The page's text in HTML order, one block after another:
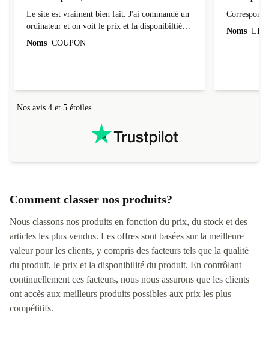
Site bien pensé, envoi sécurisé
Le site est vraiment bien fait. J'ai commandé un
ordinateur et on voit le prix et la disponibiltié
Correspond
Comment classer nos produits?
Nous classons nos produits en fonction du prix, du stock et des
articles les plus vendus. Les offres sont basées sur la meilleure
valeur pour les clients, y compris des facteurs tels que la qualité
du produit, le prix et la disponibilité du produit. En contrôlant
continuellement ces facteurs, nous nous assurons que les clients
ont accès aux meilleurs produits possibles aux prix les plus